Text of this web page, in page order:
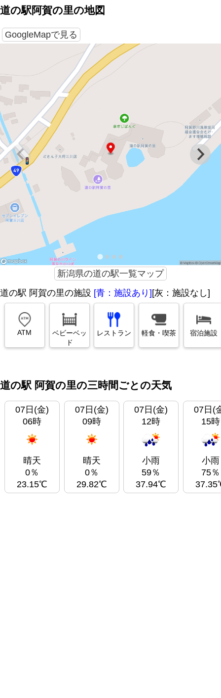
９５−２
市馬下１８
１６
道の駅阿賀の里の地図
GoogleMapで見る
新潟県の道の駅一覧マップ
道の駅 阿賀の里の施設 [青：施設あり][灰：施設なし]
ATM
ベビーベッ
ド
レストラン 軽食・喫茶 宿泊施設
道の駅 阿賀の里の三時間ごとの天気
07日(金)
06時
晴天
0％
23.15℃
07日(金)
09時
晴天
0％
29.82℃
07日(金)
12時
小雨
59％
37.94℃
07日(
15時
小雨
75％